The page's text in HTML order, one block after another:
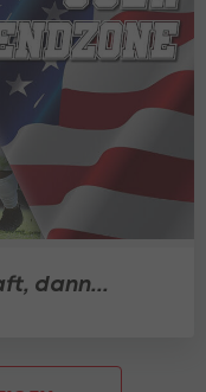
dann...